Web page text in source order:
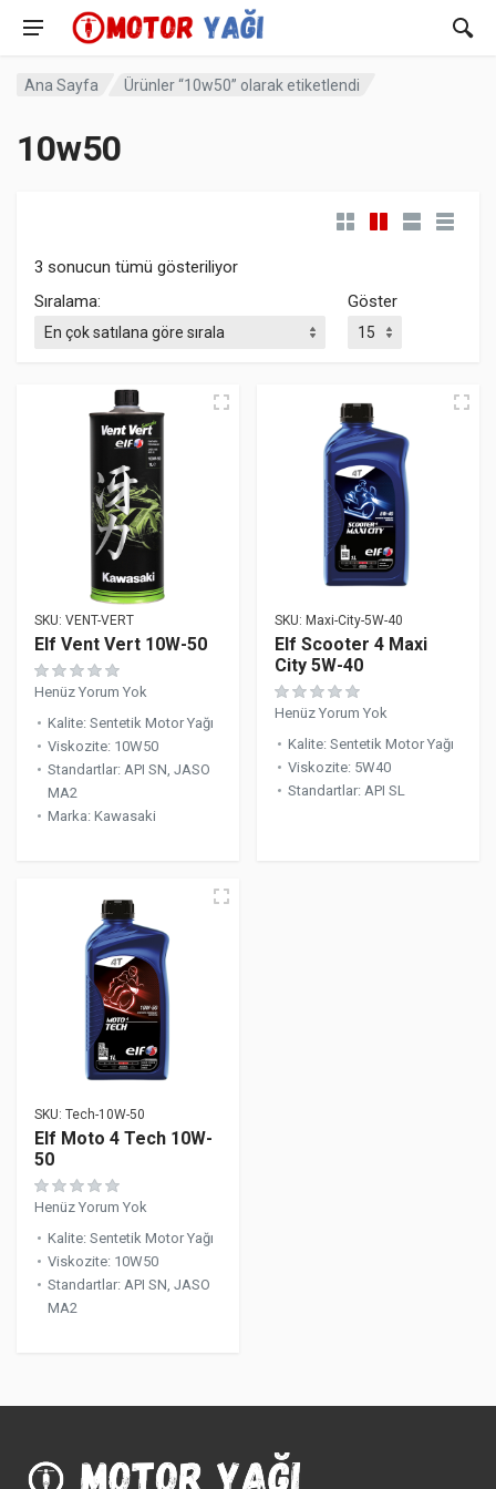
Ana Sayfa Ürünler “10w50” olarak etiketlendi
10w50
3 sonucun tümü gösteriliyorPopülerliğe göre sıralandı
Sıralama:
Göster
SKU: VENT-VERT
Elf Vent Vert 10W-50
Henüz Yorum Yok
Kalite: Sentetik Motor Yağı
Viskozite: 10W50
Standartlar: API SN, JASO
MA2
Marka: Kawasaki
SKU: Maxi-City-5W-40
Elf Scooter 4 Maxi
City 5W-40
Henüz Yorum Yok
Kalite: Sentetik Motor Yağı
Viskozite: 5W40
Standartlar: API SL
SKU: Tech-10W-50
Elf Moto 4 Tech 10W-
50
Henüz Yorum Yok
Kalite: Sentetik Motor Yağı
Viskozite: 10W50
Standartlar: API SN, JASO
MA2